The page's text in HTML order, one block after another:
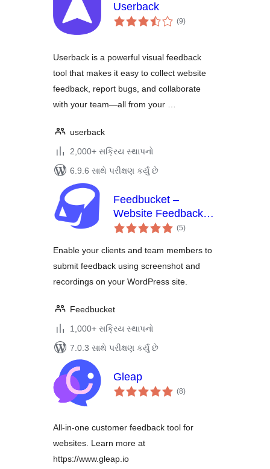
Userback
(9કુલ
રેટિંગ્સ
)
Userback is a powerful visual feedback
tool that makes it easy to collect website
feedback, report bugs, and collaborate
with your team—all from your …
userback
2,000+ સક્રિય સ્થાપનો
6.9.6 સાથે પરીક્ષણ કર્યું છે
Feedbucket –
Website Feedback
Tool
(5કુલ
રેટિંગ્સ
)
Enable your clients and team members to
submit feedback using screenshot and
recordings on your WordPress site.
Feedbucket
1,000+ સક્રિય સ્થાપનો
7.0.3 સાથે પરીક્ષણ કર્યું છે
Gleap
(8કુલ
રેટિંગ્સ
)
All-in-one customer feedback tool for
websites. Learn more at
https://www.gleap.io